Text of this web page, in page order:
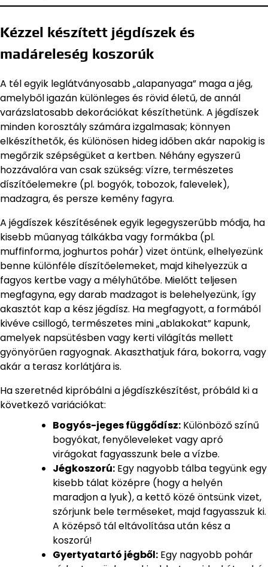
Kézzel készített jégdíszek és
madáreleség koszorúk
A tél egyik leglátványosabb „alapanyaga” maga a jég,
amelyből igazán különleges és rövid életű, de annál
varázslatosabb dekorációkat készíthetünk. A jégdíszek
minden korosztály számára izgalmasak; könnyen
elkészíthetők, és különösen hideg időben akár napokig is
megőrzik szépségüket a kertben. Néhány egyszerű
hozzávalóra van csak szükség: vízre, természetes
díszítőelemekre (pl. bogyók, tobozok, falevelek),
madzagra, és persze kemény fagyra.
A jégdíszek készítésének egyik legegyszerűbb módja, ha
kisebb műanyag tálkákba vagy formákba (pl.
muffinforma, joghurtos pohár) vizet öntünk, elhelyezünk
benne különféle díszítőelemeket, majd kihelyezzük a
fagyos kertbe vagy a mélyhűtőbe. Mielőtt teljesen
megfagyna, egy darab madzagot is belehelyezünk, így
akasztót kap a kész jégdísz. Ha megfagyott, a formából
kivéve csillogó, természetes mini „ablakokat” kapunk,
amelyek napsütésben vagy kerti világítás mellett
gyönyörűen ragyognak. Akaszthatjuk fára, bokorra, vagy
akár a terasz korlátjára is.
Ha szeretnéd kipróbálni a jégdíszkészítést, próbáld ki a
következő variációkat:
Bogyós-jeges függődísz: Különböző színű
bogyókat, fenyőleveleket vagy apró
virágokat fagyasszunk bele a vízbe.
Jégkoszorú: Egy nagyobb tálba tegyünk egy
kisebb tálat középre (hogy a helyén
maradjon a lyuk), a kettő közé öntsünk vizet,
szórjunk bele terméseket, majd fagyasszuk ki.
A középső tál eltávolítása után kész a
koszorú!
Gyertyatartó jégből: Egy nagyobb pohár